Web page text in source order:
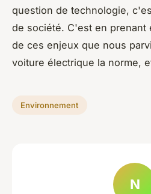
question de technologie,
de société. C'est en prenant
de ces enjeux que nous
voiture électrique la norme,
Environnement
N